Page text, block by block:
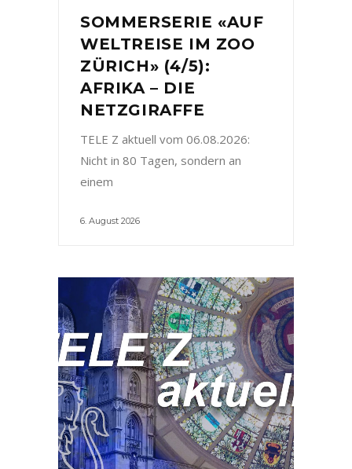
SOMMERSERIE «AUF
WELTREISE IM ZOO
ZÜRICH» (4/5):
AFRIKA – DIE
NETZGIRAFFE
TELE Z aktuell vom 06.08.2026:
Nicht in 80 Tagen, sondern an
einem
6. August 2026